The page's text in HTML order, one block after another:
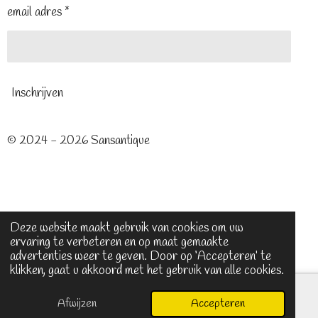
Deze website maakt gebruik van cookies om uw
ervaring te verbeteren en op maat gemaakte
advertenties weer te geven. Door op ‘Accepteren’ te
klikken, gaat u akkoord met het gebruik van alle cookies.
Afwijzen Accepteren
email adres *
Inschrijven
© 2024 - 2026 Sansantique